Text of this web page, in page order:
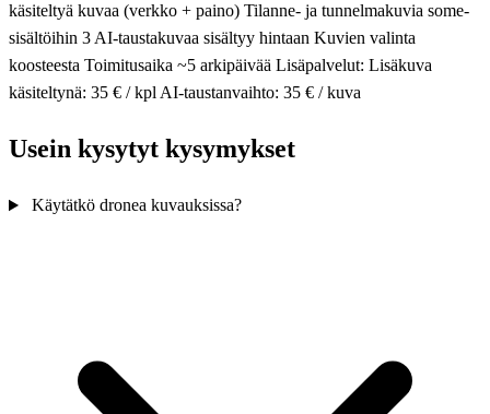
käsiteltyä kuvaa (verkko + paino) Tilanne- ja tunnelmakuvia some-
sisältöihin 3 AI-taustakuvaa sisältyy hintaan Kuvien valinta
koosteesta Toimitusaika ~5 arkipäivää Lisäpalvelut: Lisäkuva
käsiteltynä: 35 € / kpl AI-taustanvaihto: 35 € / kuva
Usein kysytyt kysymykset
Käytätkö dronea kuvauksissa?